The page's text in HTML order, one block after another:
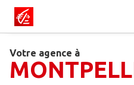
Votre agence à